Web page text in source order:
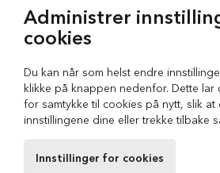
e
e
n
t
l
n
Administrer
cookies
Du kan når som helst endre
klikke på knappen nedenfor. Dette
for samtykke til cookies på nytt, slik at
innstillingene dine eller trekke tilbake
Innstillinger for cookies